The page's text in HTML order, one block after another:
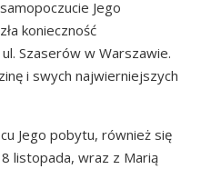
Jego
konieczność
Szaserów w Warszawie.
i swych najwierniejszych
Jego pobytu, również się
listopada, wraz z Marią